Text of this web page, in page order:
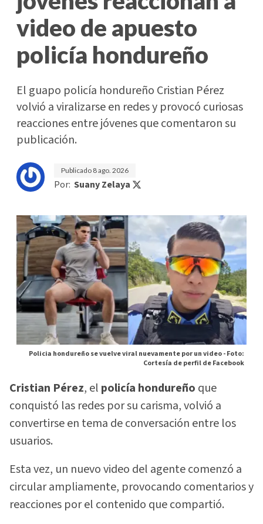
video de apuesto
policía hondureño
El guapo policía hondureño Cristian Pérez
volvió a viralizarse en redes y provocó curiosas
reacciones entre jóvenes que comentaron su
publicación.
Publicado 8 ago. 2026
Por: Suany Zelaya
Policia hondureño se vuelve viral nuevamente por un video -Foto:
Cortesía de perfil de Facebook
Cristian Pérez, el policía hondureño que
conquistó las redes por su carisma, volvió a
convertirse en tema de conversación entre los
usuarios.
Esta vez, un nuevo video del agente comenzó a
circular ampliamente, provocando comentarios y
reacciones por el contenido que compartió.